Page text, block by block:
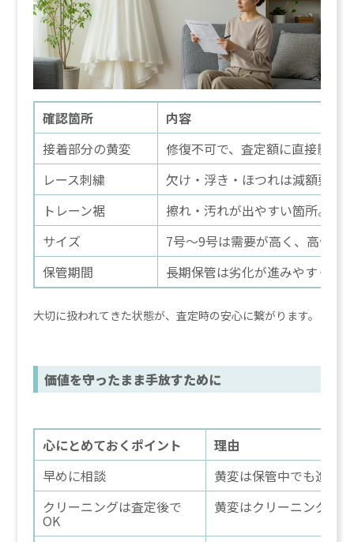
確認箇所
内容
接着部分の黄変
修復不可で、査定額に直接影響
レース刺繍
欠け・浮き・ほつれは減額要因
トレーン裾
擦れ・汚れが出やすい箇所。
サイズ
7号〜9号は需要が高く、高価買
保管期間
長期保管は劣化が進みやすく、
大切に扱われてきた状態が、査定時の安心に繋がります。
価値を守ったまま手放すために
心にとめておくポイント
理由
早めに相談
黄変は保管中でも進む
クリーニングは査定後で
OK
黄変はクリーニングで